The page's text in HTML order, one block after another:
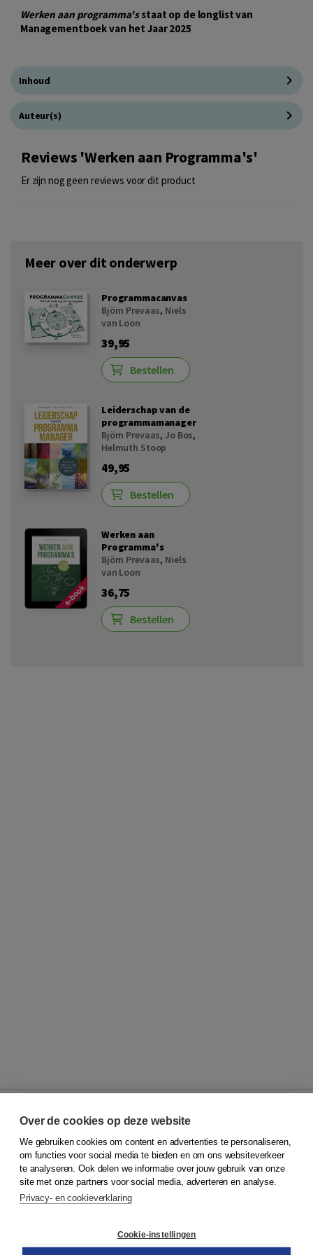
Werken aan programma'sstaat op de longlist van
Managementboek van het Jaar 2025
Inhoud
Auteur(s)
Reviews 'Werken aan Programma's'
Er zijn nog geen reviews voor dit product
Meer over dit onderwerp
Programmacanvas
Björn Prevaas, Niels
van Loon
39,95
Bestellen
Leiderschap van de
programmamanager
Björn Prevaas,Jo Bos,
Helmuth Stoop
49,95
Bestellen
Werken aan
Programma's
Björn Prevaas, Niels
van Loon
36,75
Bestellen
© 2026Koninklijke Boom uitgevers
Klantenservice
Service & informatie
Contact
Over de cookies op deze website
We gebruiken cookies om content en advertenties te personaliseren,
om functies voor social media te bieden en om ons websiteverkeer
te analyseren. Ook delen we informatie over jouw gebruik van onze
site met onze partners voor social media, adverteren en analyse.
Privacy- en cookieverklaring
Cookie-instellingen